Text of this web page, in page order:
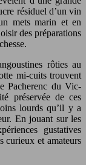
résiduel d’un vin
mets marin et en
des préparations
rôties au
mi-cuits trouvent
Pacherenc du Vic-
préservée de ces
lourds qu’il y a
En jouant sur les
gustatives
curieux et amateurs